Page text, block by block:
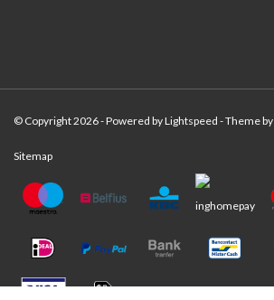
© Copyright 2026 - Powered byLightspeed - Theme by
Sitemap